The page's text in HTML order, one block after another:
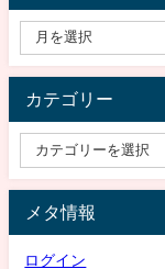
カテゴリー
メタ情報
ログイン